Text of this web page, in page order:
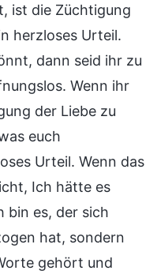
ist die Züchtigung
herzloses Urteil.
dann seid ihr zu
Wenn ihr
der Liebe zu
euch
Urteil. Wenn das
Ich hätte es
bin es, der sich
hat, sondern
gehört und